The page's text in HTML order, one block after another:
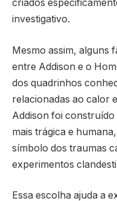
criados
investigativo.
Mesmo assim, alguns
entre Addison e o
dos quadrinhos
relacionadas ao calor
Addison foi
mais trágica e
símbolo dos traumas
experimentos
Essa escolha ajuda a